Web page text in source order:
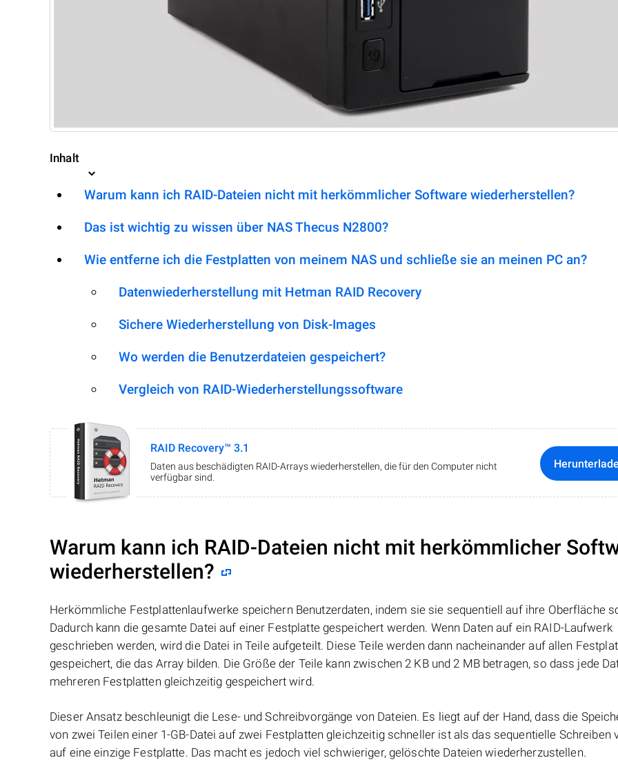
Inhalt
Warum kann ich RAID-Dateien nicht mit herkömmlicher Software wiederherstellen?
Das ist wichtig zu wissen über NAS Thecus N2800?
Wie entferne ich die Festplatten von meinem NAS und schließe sie an meinen PC an?
Datenwiederherstellung mit Hetman RAID Recovery
Sichere Wiederherstellung von Disk-Images
Wo werden die Benutzerdateien gespeichert?
Vergleich von RAID-Wiederherstellungssoftware
RAID Recovery™ 3.1
Daten aus beschädigten RAID-Arrays wiederherstellen, die für den Computer nicht
verfügbar sind.
Warum kann ich RAID-Dateien nicht mit herkömmlicher
wiederherstellen?
Herkömmliche Festplattenlaufwerke speichern Benutzerdaten, indem sie sie sequentiell auf ihre Oberfläche
Dadurch kann die gesamte Datei auf einer Festplatte gespeichert werden. Wenn Daten auf ein RAID-Laufwerk
geschrieben werden, wird die Datei in Teile aufgeteilt. Diese Teile werden dann nacheinander auf allen
gespeichert, die das Array bilden. Die Größe der Teile kann zwischen 2 KB und 2 MB betragen, so dass jede
mehreren Festplatten gleichzeitig gespeichert wird.
Dieser Ansatz beschleunigt die Lese- und Schreibvorgänge von Dateien. Es liegt auf der Hand, dass die
von zwei Teilen einer 1-GB-Datei auf zwei Festplatten gleichzeitig schneller ist als das sequentielle Schreiben
auf eine einzige Festplatte. Das macht es jedoch viel schwieriger, gelöschte Dateien wiederherzustellen.